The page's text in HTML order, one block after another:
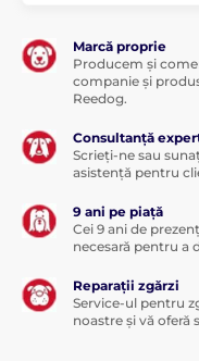
Zgarda
material
incluse.
x 3,8 x 4,3 cm și
Marcă proprie
Producem și
companie și
Reedog.
Consultanță
Scrieți-ne sau
asistență pentru
9 ani pe piață
Cei 9 ani de
necesară pentru a
Reparații zgărzi
Service-ul pentru
noastre și vă oferă